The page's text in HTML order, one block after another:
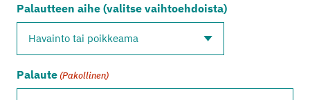
Palautteen aihe (valitse vaihtoehdoista)
Palaute (Pakollinen)